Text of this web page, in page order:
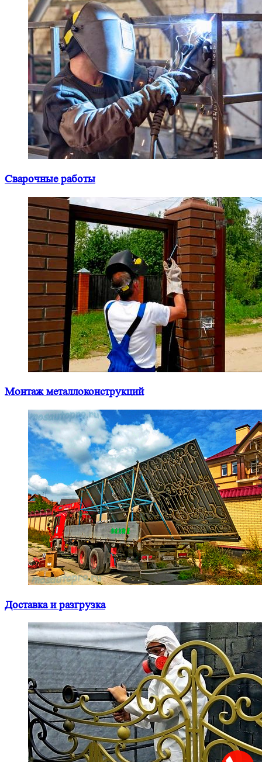
Сварочные работы
Монтаж металлоконструкций
Доставка и разгрузка